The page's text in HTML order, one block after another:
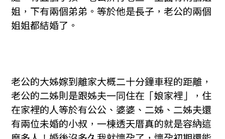
姐，下有兩個弟弟。等於他是長子，老公的兩個
姐姐都結婚了。
老公的大姊嫁到離家大概二十分鐘車程的距離，
老公的二姊則是跟姊夫一同住在「娘家裡」，住
在家裡的人等於有公公、婆婆、二姊、二姊夫還
有兩位未婚的小叔，一棟透天厝真的就是容納這